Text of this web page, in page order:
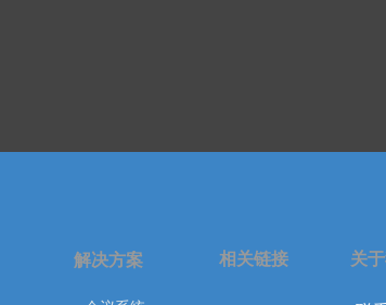
解决方案 相关链接 关